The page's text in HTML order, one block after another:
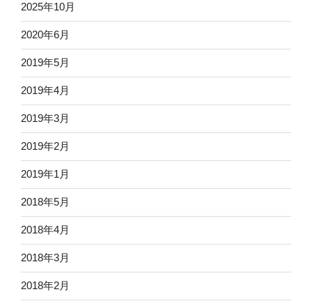
2025年10月
2020年6月
2019年5月
2019年4月
2019年3月
2019年2月
2019年1月
2018年5月
2018年4月
2018年3月
2018年2月